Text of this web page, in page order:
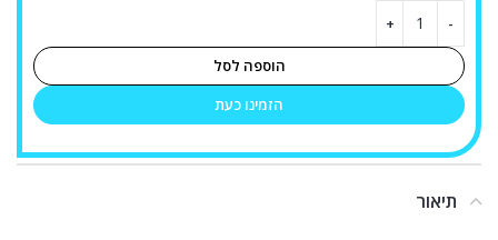
הוספה לסל
הזמינו כעת
תיאור